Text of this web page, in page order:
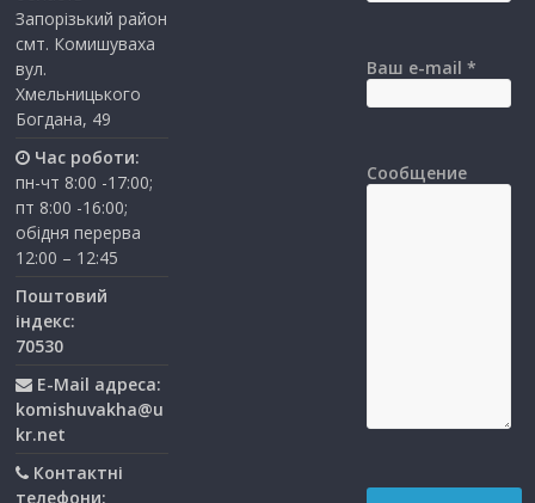
Запорізький район
смт. Комишуваха
вул.
Хмельницького
Богдана, 49
Час роботи:
пн-чт 8:00 -17:00;
пт 8:00 -16:00;
обідня перерва
12:00 – 12:45
Поштовий
індекс:
70530
E-Mail адреса:
komishuvakha@u
kr.net
Контактні
телефони:
Ваш e-mail *
Сообщение